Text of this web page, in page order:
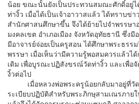
น้อย ขณะนั้นยังเป็นประทวนสมณะศักดิ์อยู่ไ
ท่างิ้ว เมื่อได้เป็นเจ้าอาวาสแล้ว ได้ทราบข่
สำนักศาสนศึกษาขึ้น จึงได้ย้ายไปจำพรรษา
มงคลเขต อำเภอเมือง จังหวัดอุทัยธานี ซึ่งมี
มีอาจารย์จ่อยเป็นครูสอน ได้ศึกษาพระธรร
พรรษา เมื่อเห็นว่ามีความรู้พอสมควรแล้วไ
เดิม เพื่อบูรณะปฏิสังขรณ์วัดท่างิ้ว และเพื่อ
งิ้วต่อไป
เมื่อหลวงพ่อพระครูน้อยกลับมาอยู่ที่วัด
ระเบียบปฏิบัติสำหรับพระภิกษุสามเณรภายใ